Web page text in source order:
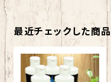
最近チェックした商品